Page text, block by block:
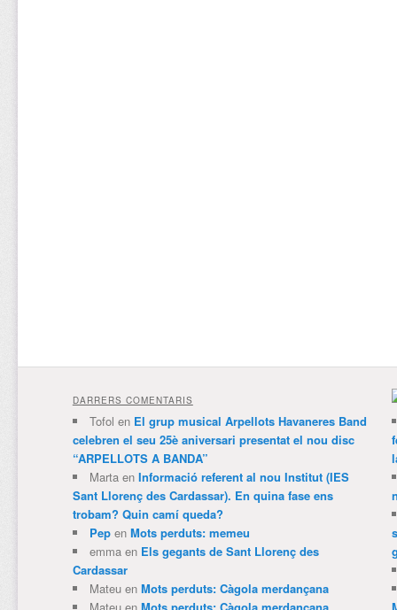
DARRERS COMENTARIS
Tofol en El grup musical Arpellots Havaneres Band
celebren el seu 25è aniversari presentat el nou disc
“ARPELLOTS A BANDA”
Martaen Informació referent al nou Institut (IES
Sant Llorenç des Cardassar). En quina fase ens
trobam? Quin camí queda?
Pepen Mots perduts: memeu
emmaen Els gegants de Sant Llorenç des
Cardassar
Mateuen Mots perduts: Càgola merdançana